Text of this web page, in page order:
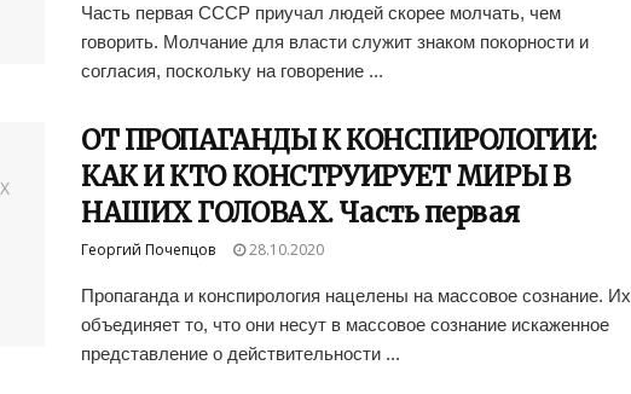
Часть первая СССР приучал людей скорее молчать, чем
говорить. Молчание для власти служит знаком покорности и
согласия, поскольку на говорение ...
ОТ ПРОПАГАНДЫ К КОНСПИРОЛОГИИ:
КАК И КТО КОНСТРУИРУЕТ МИРЫ В
НАШИХ ГОЛОВАХ. Часть первая
Георгий Почепцов 28.10.2020
Пропаганда и конспирология нацелены на массовое сознание. Их
объединяет то, что они несут в массовое сознание искаженное
представление о действительности ...